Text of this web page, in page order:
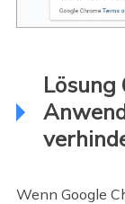
Lösung
Wenn Google